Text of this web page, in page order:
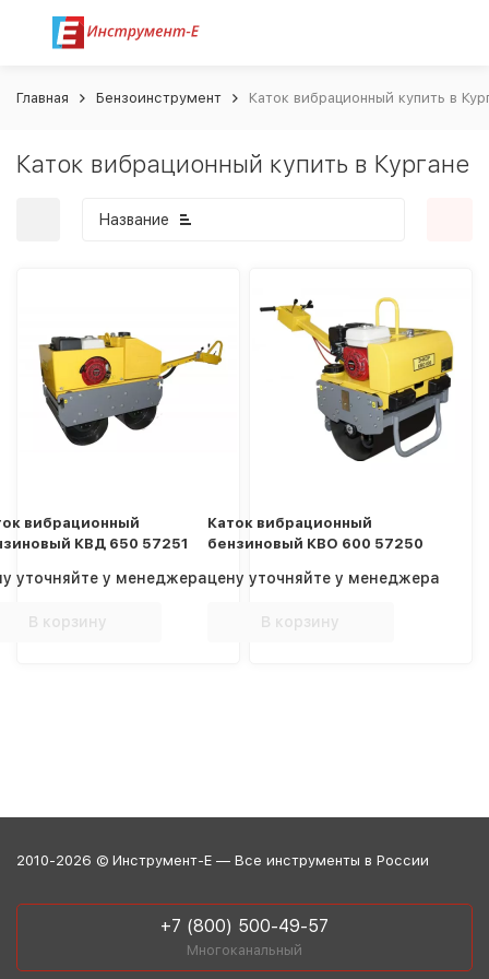
Главная Бензоинструмент Каток вибрационный купить в
Каток вибрационный купить в Кургане
Название
покупателей
вибрационный
КВД 650 57251
уточняйте у менеджера
В корзину
Каток вибрационный
бензиновый КВО 600 57250
цену уточняйте у менеджера
В корзину
2010-2026 © Инструмент-Е — Все инструменты в России
+7 (800) 500-49-57
Многоканальный